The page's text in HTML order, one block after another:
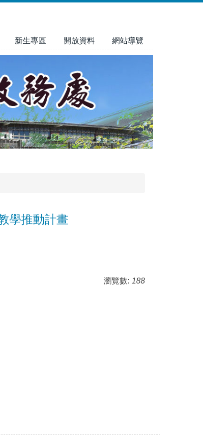
新生專區 開放資料 網站導覽
學推動計畫
瀏覽數: 188